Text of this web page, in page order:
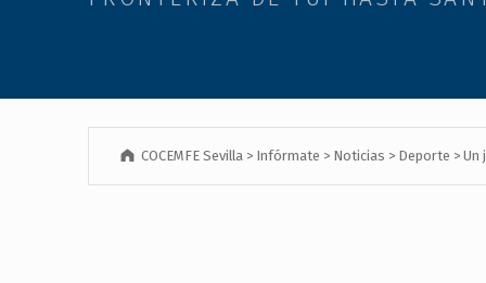
discapacidad
COCEMFE Sevilla > Infórmate > Noticias > Deporte >Un